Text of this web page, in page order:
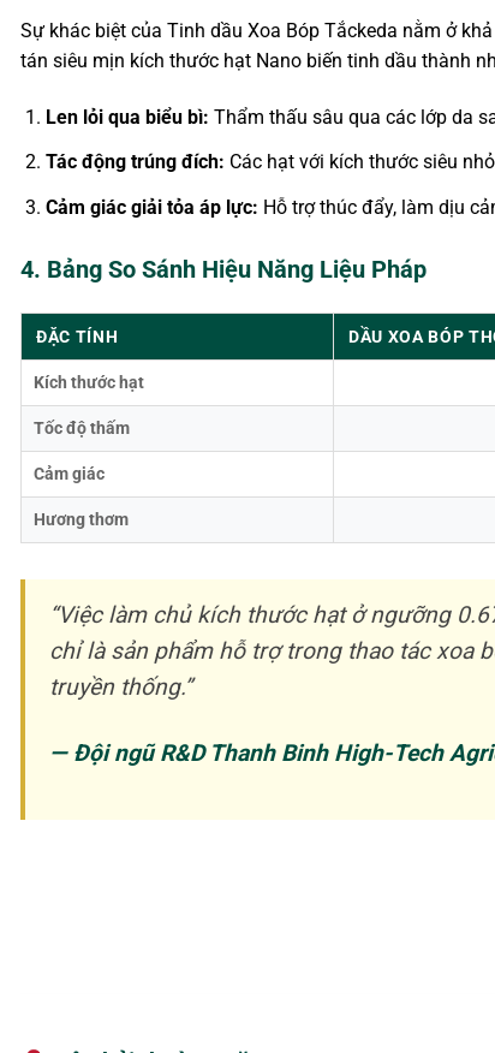
Sự khác biệt của Tinh dầu Xoa Bóp Tắckeda nằm ở
tán siêu mịn kích thước hạt Nano biến tinh dầu thành
Len lỏi qua biểu bì: Thẩm thấu sâu qua các lớp da
Tác động trúng đích: Các hạt với kích thước siêu
Cảm giác giải tỏa áp lực: Hỗ trợ thúc đẩy, làm dịu
4. Bảng So Sánh Hiệu Năng Liệu Pháp
ĐẶC TÍNH DẦU XOA BÓP
Kích thước hạt
Tốc độ thấm
Cảm giác
Hương thơm
“Việc làm chủ kích thước hạt ở ngưỡng
chỉ là sản phẩm hỗ trợ trong thao tác xoa
truyền thống.”
— Đội ngũ R&D Thanh Binh High-Tech